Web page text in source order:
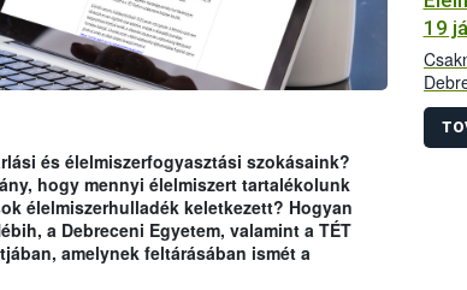
és élelmiszerfogyasztási szokásaink?
hogy mennyi élelmiszert tartalékolunk
élelmiszerhulladék keletkezett? Hogyan
a Debreceni Egyetem, valamint a TÉT
amelynek feltárásában ismét a
19